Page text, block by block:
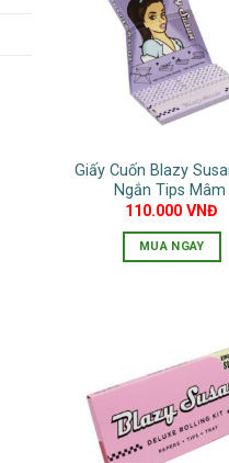
Giấy Cuốn Blazy
Ngắn Tips Mâm
110.000VNĐ
MUA NGAY